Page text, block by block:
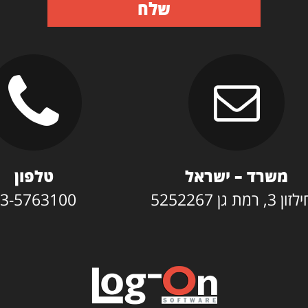
שלח
משרד – ישראל
גן 5252267
טלפון
5763100